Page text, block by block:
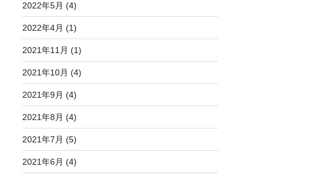
2022年5月 (4)
2022年4月 (1)
2021年11月 (1)
2021年10月 (4)
2021年9月 (4)
2021年8月 (4)
2021年7月 (5)
2021年6月 (4)